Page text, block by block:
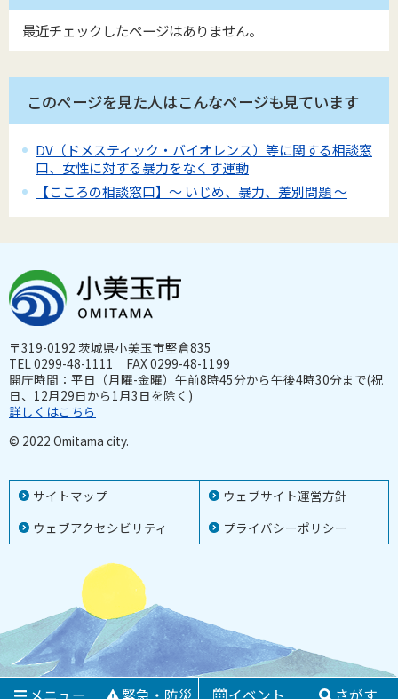
最近チェックしたページはありません。
このページを見た人はこんなページも見ています
DV（ドメスティック・バイオレンス）等に関する相談窓
口、女性に対する暴力をなくす運動
【こころの相談窓口】～ いじめ、暴力、差別問題 ～
サイトマップ
ウェブサイト運営方針
ウェブアクセシビリティ
プライバシーポリシー
〒319-0192 茨城県小美玉市堅倉835
TEL 0299-48-1111 FAX 0299-48-1199
開庁時間：平日（月曜-金曜）午前8時45分から午後4時30分まで(祝
日、12月29日から1月3日を除く)
詳しくはこちら
© 2022 Omitama city.